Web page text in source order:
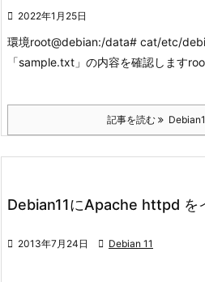
 2022年1月25日
環境root@debian:/data# cat/etc/
「sample.txt」の内容を確認します
記事を読む
Debian11にApache httpd を
 2013年7月24日  Debian 11